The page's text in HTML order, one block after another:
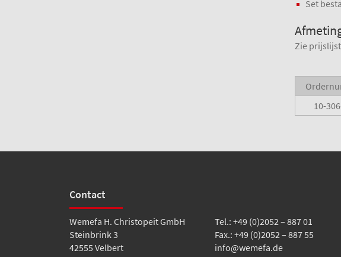
Set
Zie
10-
Contact
Wemefa H. Christopeit GmbH
Steinbrink 3
42555 Velbert
Tel.: +49 (0)2052 – 887 01
Fax.: +49 (0)2052 – 887 55
info@wemefa.de